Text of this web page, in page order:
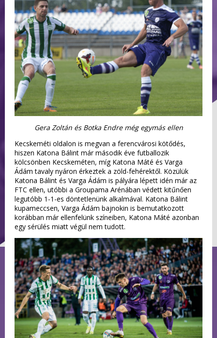
Gera Zoltán és Botka Endre még egymás ellen
Kecskeméti oldalon is megvan a ferencvárosi kötődés,
hiszen Katona Bálint már második éve futballozik
kölcsönben Kecskeméten, míg Katona Máté és Varga
Ádám tavaly nyáron érkeztek a zöld-fehérektől. Közülük
Katona Bálint és Varga Ádám is pályára lépett idén már az
FTC ellen, utóbbi a Groupama Arénában védett kitűnően
legutóbb 1-1-es döntetlenünk alkalmával. Katona Bálint
kupameccsen, Varga Ádám bajnokin is bemutatkozott
korábban már ellenfelünk színeiben, Katona Máté azonban
egy sérülés miatt végül nem tudott.